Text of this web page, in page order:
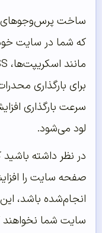
ساخت پرس‌وجوهای
که شما در سایت
برای بارگذاری
سرعت بارگذاری
لود می‌شود.
در نظر داشته
صفحه سایت را
انجام‌شده باشد، این
سایت شما نخواهند